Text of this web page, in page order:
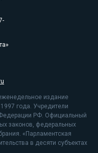
издание
года. Учредители
РФ. Официальный
законов, федеральных
«Парламентская
в десяти субъектах